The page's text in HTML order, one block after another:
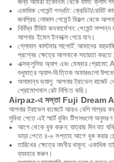
জন্য আমরা ইকোনমি থেকে ফার্স্ট ক্লাস
একাধিক পেমেন্ট পদ্ধতি: ক্রেডিট/
জনপ্রিয় লোকাল পেমেন্ট বিকল্প থেকে
নির্বিঘ্ন টিকিট কনফার্মেশন: পেমেন্ট
আপনার ইমেল ইনবক্সে পেয়ে যান।
গ্লোবাল কাস্টমার সাপোর্ট: আমাদের
প্রশ্নের ক্ষেত্রে আপনাকে সহায়তা
এক্সক্লুসিভ অ্যাপ এবং মেম্বার প্রোমো:
শুধুমাত্র অ্যাপ-ভিত্তিক অফারগুলো
অসামান্য ভ্যালু: আপনার ট্রাভেল বাজেট
প্রোমোশনাল রেট নিশ্চিত করি।
Airpaz-এ সস্তা Fuji Dream
আপনার ট্রাভেল বাজেটে আরও বেশি সাশ্রয়
সুবিধা পেতে এই স্মার্ট বুকিং টিপসগুলো
আগে থেকে বুক করুন: যাত্রার দিন যত
ভাড়া পেতে ৪-৮ সপ্তাহ আগে বুক করার
তারিখের ক্ষেত্রে নমনীয় থাকুন: একাধিক
ব্যবহার করুন।